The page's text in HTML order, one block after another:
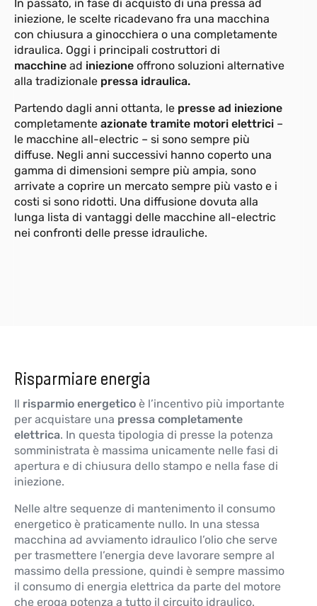
In passato, in fase di acquisto di una pressa ad
iniezione, le scelte ricadevano fra una macchina
con chiusura a ginocchiera o una completamente
idraulica. Oggi i principali costruttori di
macchine ad iniezione offrono soluzioni alternative
alla tradizionale pressa idraulica.
Partendo dagli anni ottanta, le presse ad iniezione
completamente azionate tramite motori elettrici –
le macchine all-electric – si sono sempre più
diffuse. Negli anni successivi hanno coperto una
gamma di dimensioni sempre più ampia, sono
arrivate a coprire un mercato sempre più vasto e i
costi si sono ridotti. Una diffusione dovuta alla
lunga lista di vantaggi delle macchine all-electric
nei confronti delle presse idrauliche.
Risparmiare energia
Il risparmio energetico è l’incentivo più importante
per acquistare una pressa completamente
elettrica. In questa tipologia di presse la potenza
somministrata è massima unicamente nelle fasi di
apertura e di chiusura dello stampo e nella fase di
iniezione.
Nelle altre sequenze di mantenimento il consumo
energetico è praticamente nullo. In una stessa
macchina ad avviamento idraulico l’olio che serve
per trasmettere l’energia deve lavorare sempre al
massimo della pressione, quindi è sempre massimo
il consumo di energia elettrica da parte del motore
che eroga potenza a tutto il circuito idraulico.